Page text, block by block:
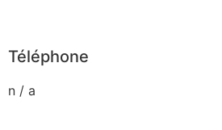
Téléphone
n / a